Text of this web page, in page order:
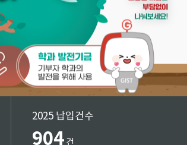
2025 납입건수
904 건